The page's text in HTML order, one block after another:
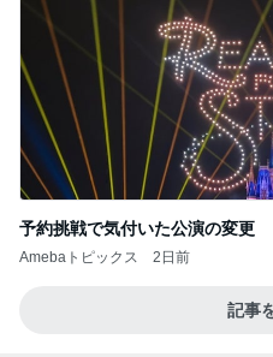
予約挑戦で気付いた公演の変更
Amebaトピックス 2日前
記事